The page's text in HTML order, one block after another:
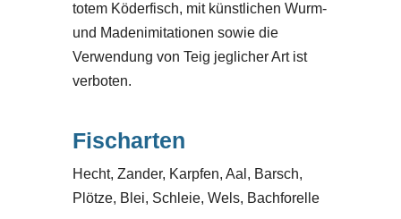
totem Köderfisch, mit künstlichen Wurm-
und Madenimitationen sowie die
Verwendung von Teig jeglicher Art ist
verboten.
Fischarten
Hecht, Zander, Karpfen, Aal, Barsch,
Plötze, Blei, Schleie, Wels, Bachforelle